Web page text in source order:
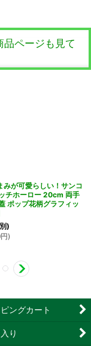
品ページも見て
みが可愛らしい！サンコ
チホーロー 20cm 両手
ポップ花柄グラフィッ
)
円)
ングカート
り